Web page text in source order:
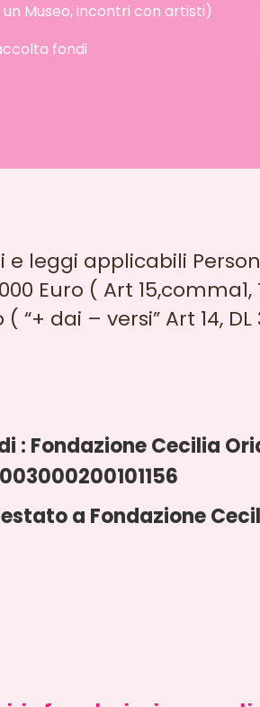
Museo, incontri con artisti)
fondi
leggi applicabili
Euro ( Art 15,comma1,
“+ dai – versi” Art 14,
: Fondazione Cecilia
a Fondazione